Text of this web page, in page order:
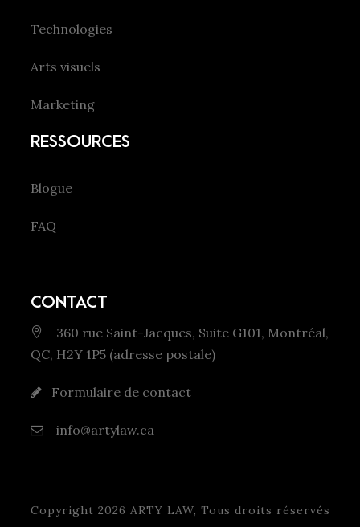
Technologies
Arts visuels
Marketing
RESSOURCES
Blogue
FAQ
CONTACT
360 rue Saint-Jacques, Suite G101, Montréal,
QC, H2Y 1P5 (adresse postale)
Formulaire de contact
info@artylaw.ca
Copyright 2026 ARTY LAW, Tous droits réservés